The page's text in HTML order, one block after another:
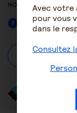
NOUS SUIVRE
Facebook
À propos
Avec votre
pour vous
dans le
Consultez